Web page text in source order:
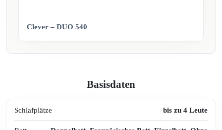
Clever – DUO 540
Basisdaten
Schlafplätze bis zu 4 Leute